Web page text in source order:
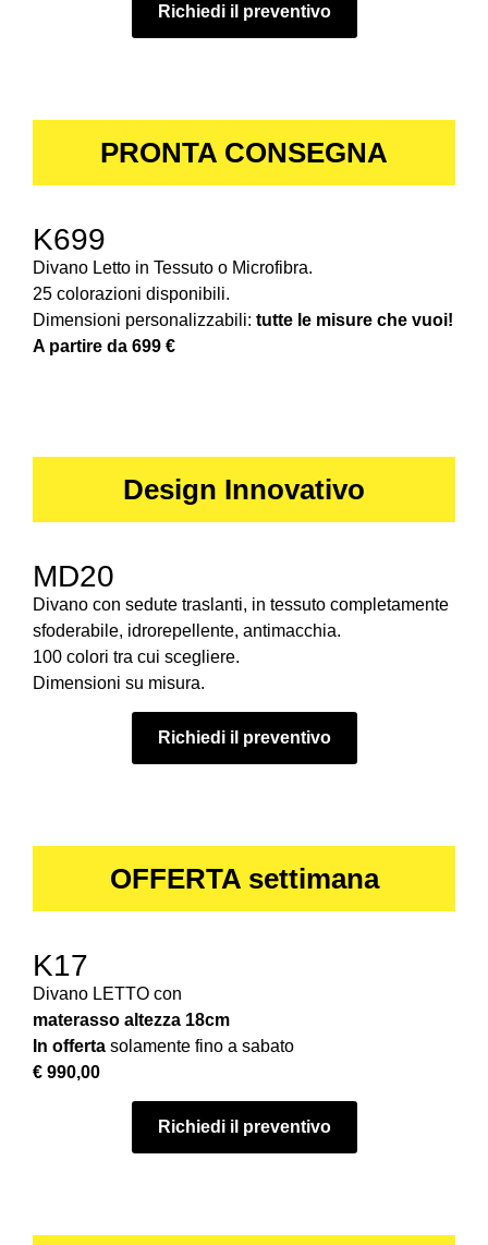
Richiedi il preventivo
PRONTA CONSEGNA
K699
Divano Letto in Tessuto o Microfibra.
25 colorazioni disponibili.
Dimensioni personalizzabili: tutte le misure che vuoi!
A partire da 699 €
Design Innovativo
MD20
Divano con sedute traslanti, in tessuto completamente
sfoderabile, idrorepellente, antimacchia.
100 colori tra cui scegliere.
Dimensioni su misura.
Richiedi il preventivo
OFFERTA settimana
K17
Divano LETTO con
materasso altezza 18cm
In offerta solamente fino a sabato
€ 990,00
Richiedi il preventivo